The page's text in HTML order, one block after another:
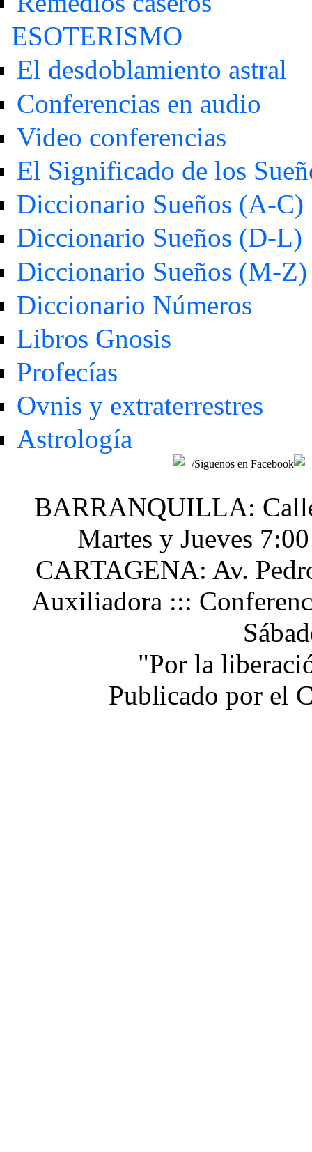
ESOTERISMO
El desdoblamiento astral
Conferencias en audio
Video conferencias
El Significado de los
Diccionario Sueños (A-C)
Diccionario Sueños (D-L)
Diccionario Sueños (M-Z)
Diccionario Números
Libros Gnosis
Profecías
Ovnis y extraterrestres
Astrología
/Siguenos en Facebook
BARRANQUILLA:
Martes y Jueves
CARTAGENA: Av.
Auxiliadora :::
"Por la
Publicado por el